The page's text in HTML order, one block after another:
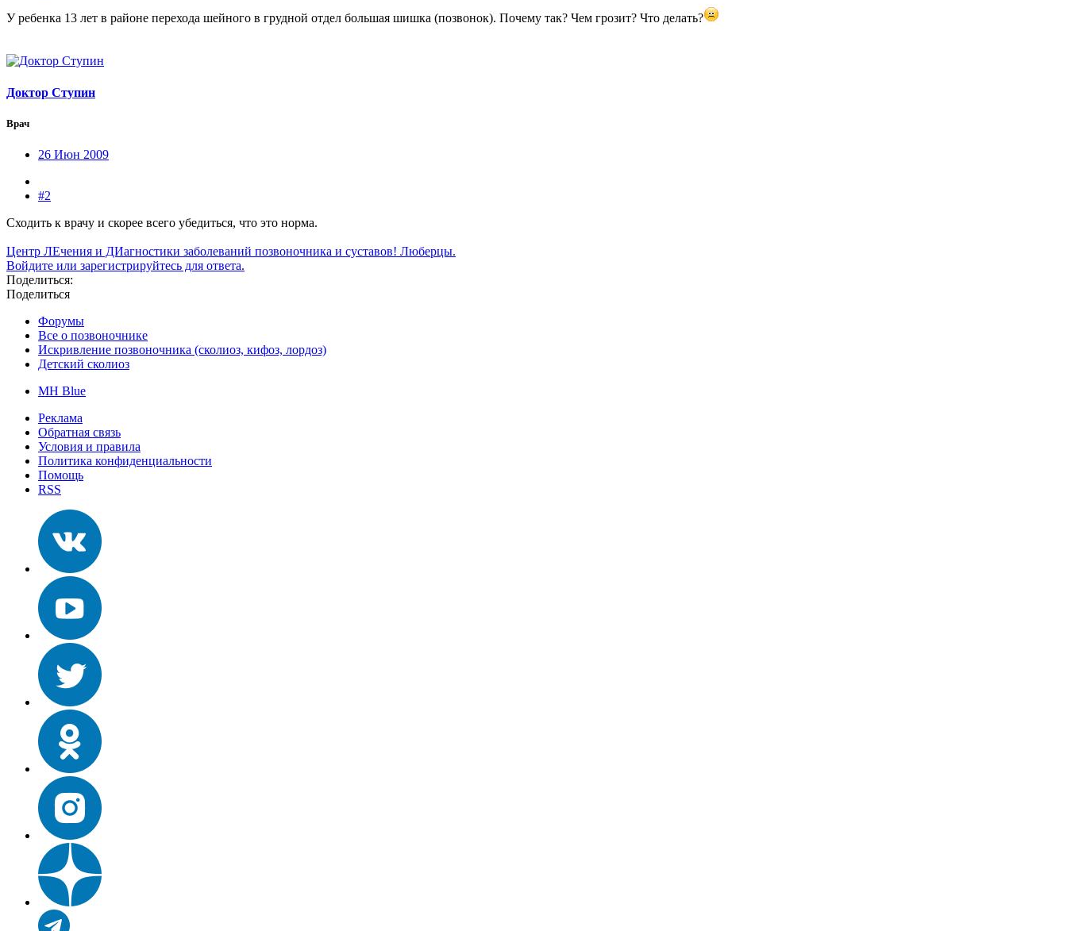
У ребенка 13 лет в районе перехода шейного в грудной отдел большая шишка (позвонок). Почему так? Чем грозит? Что делать?
Доктор Ступин
Врач
26 Июн 2009
#2
Сходить к врачу и скорее всего убедиться, что это норма.
Центр ЛЕчения и ДИагностики заболеваний позвоночника и суставов! Люберцы.
Войдите или зарегистрируйтесь для ответа.
Поделиться:
Поделиться
Форумы
Все о позвоночнике
Искривление позвоночника (сколиоз, кифоз, лордоз)
Детский сколиоз
MH Blue
Реклама
Обратная связь
Условия и правила
Политика конфиденциальности
Помощь
RSS